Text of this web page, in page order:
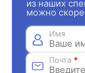
из наших
можно
Имя
Почта *